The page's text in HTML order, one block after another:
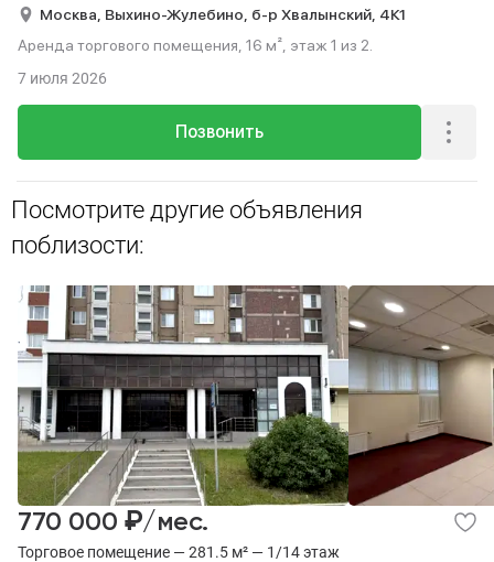
Москва, Выхино-Жулебино, б-р Хвалынский, 4К1
Аренда торгового помещения, 16 м², этаж 1 из 2.
Позвонить
7 июля 2026
Посмотрите другие объявления
поблизости:
Торговое помещение — 281.5 м² — 1/14 этаж
770 000 ₽/мес.